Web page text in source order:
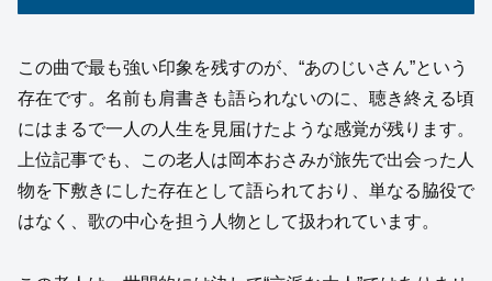
この曲で最も強い印象を残すのが、“あのじいさん”という
存在です。名前も肩書きも語られないのに、聴き終える頃
にはまるで一人の人生を見届けたような感覚が残ります。
上位記事でも、この老人は岡本おさみが旅先で出会った人
物を下敷きにした存在として語られており、単なる脇役で
はなく、歌の中心を担う人物として扱われています。